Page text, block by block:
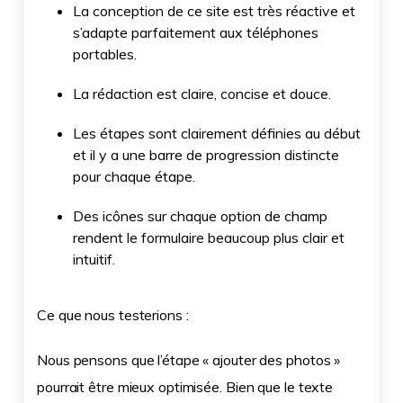
La conception de ce site est très réactive et
s’adapte parfaitement aux téléphones
portables.
La rédaction est claire, concise et douce.
Les étapes sont clairement définies au début
et il y a une barre de progression distincte
pour chaque étape.
Des icônes sur chaque option de champ
rendent le formulaire beaucoup plus clair et
intuitif.
Ce que nous testerions :
Nous pensons que l’étape « ajouter des photos »
pourrait être mieux optimisée. Bien que le texte